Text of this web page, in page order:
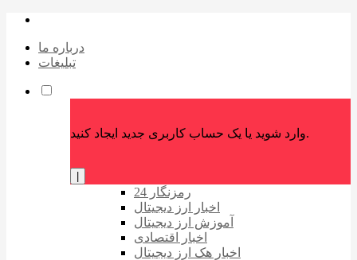
درباره ما
تبلیغات
وارد شوید یا یک حساب کاربری جدید ایجاد کنید.
رمزنگار 24
اخبار ارز دیجیتال
آموزش ارز دیجیتال
اخبار اقتصادی
اخبار هک ارز دیجیتال